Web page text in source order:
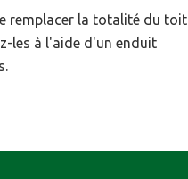
remplacer la totalité du toit
les à l'aide d'un enduit